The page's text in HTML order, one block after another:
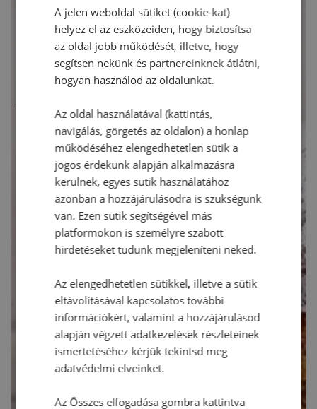
A jelen weboldal sütiket (cookie-kat)
helyez el az eszközeiden, hogy biztosítsa
az oldal jobb működését, illetve, hogy
segítsen nekünk és partnereinknek átlátni,
hogyan használod az oldalunkat.
Az oldal használatával (kattintás,
navigálás, görgetés az oldalon) a honlap
működéséhez elengedhetetlen sütik a
jogos érdekünk alapján alkalmazásra
kerülnek, egyes sütik használatához
azonban a hozzájárulásodra is szükségünk
van. Ezen sütik segítségével más
platformokon is személyre szabott
hirdetéseket tudunk megjeleníteni neked.
Az elengedhetetlen sütikkel, illetve a sütik
eltávolításával kapcsolatos további
információkért, valamint a hozzájárulásod
alapján végzett adatkezelések részleteinek
ismertetéséhez kérjük tekintsd meg
adatvédelmi elveinket.
Az Összes elfogadása gombra kattintva